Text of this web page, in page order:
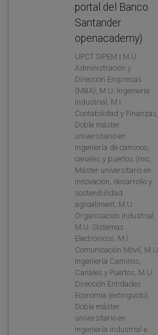
portal del Banco
Santander
openacademy)
UPCT SIPEM | M.U.
Administración y
Dirección Empresas
(MBA), M.U. Ingeniería
Industrial, M.I.
Contabilidad y Finanzas,
Doble máster
universitario en
ingeniería de caminos,
canales y puertos (mic,
Máster universitario en
innovación, desarrollo y
sostenibilidad
agroaliment, M.U.
Organización Industrial,
M.U. Sistemas
Electrónicos, M.I.
Comunicación Móvil, M.U.
Ingeniería Caminos,
Canales y Puertos, M.U.
Dirección Entidades
Economía (extinguido),
Doble máster
universitario en
ingeniería industrial e